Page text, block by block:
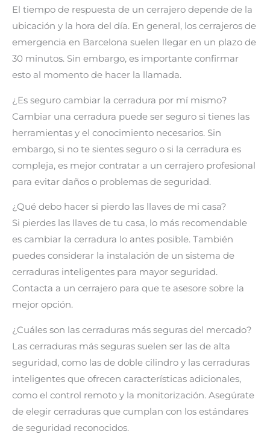
El tiempo de respuesta de un cerrajero depende de la
ubicación y la hora del día. En general, los cerrajeros de
emergencia en Barcelona suelen llegar en un plazo de
30 minutos. Sin embargo, es importante confirmar
esto al momento de hacer la llamada.
¿Es seguro cambiar la cerradura por mí mismo?
Cambiar una cerradura puede ser seguro si tienes las
herramientas y el conocimiento necesarios. Sin
embargo, si no te sientes seguro o si la cerradura es
compleja, es mejor contratar a un cerrajero profesional
para evitar daños o problemas de seguridad.
¿Qué debo hacer si pierdo las llaves de mi casa?
Si pierdes las llaves de tu casa, lo más recomendable
es cambiar la cerradura lo antes posible. También
puedes considerar la instalación de un sistema de
cerraduras inteligentes para mayor seguridad.
Contacta a un cerrajero para que te asesore sobre la
mejor opción.
¿Cuáles son las cerraduras más seguras del mercado?
Las cerraduras más seguras suelen ser las de alta
seguridad, como las de doble cilindro y las cerraduras
inteligentes que ofrecen características adicionales,
como el control remoto y la monitorización. Asegúrate
de elegir cerraduras que cumplan con los estándares
de seguridad reconocidos.